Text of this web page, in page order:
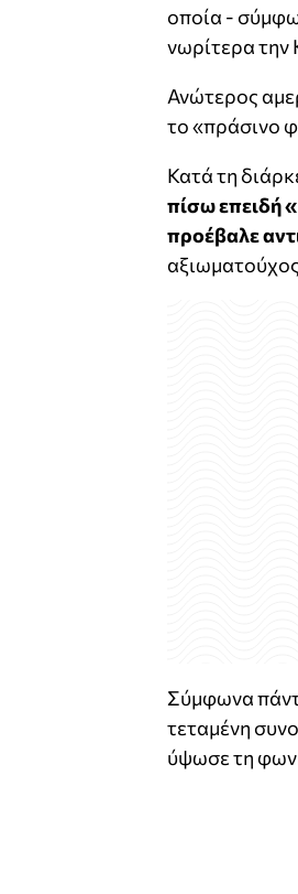
οποία -
νωρίτερα την
Ανώτερος
το «πράσινο
Κατά τη
πίσω επειδή
προέβαλε
Σύμφωνα
τεταμένη
ύψωσε τη